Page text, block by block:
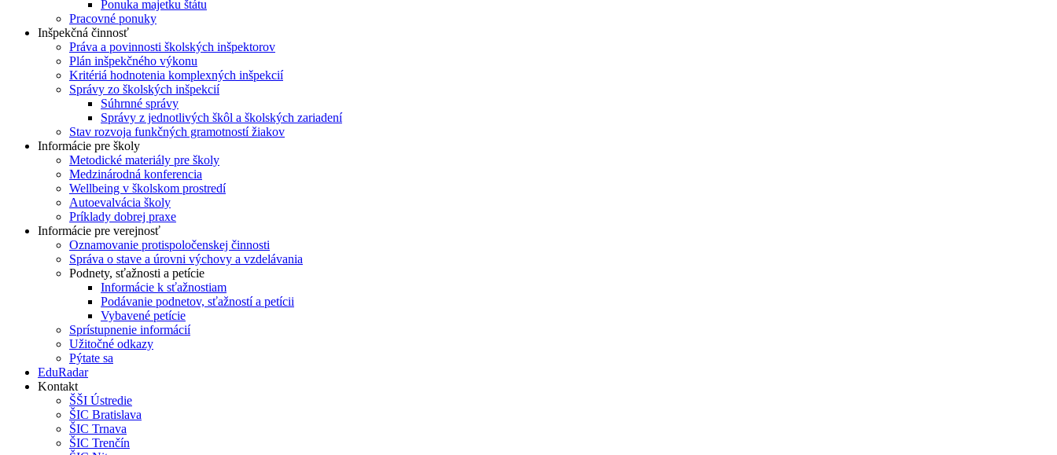
Ponuka majetku štátu
Pracovné ponuky
Inšpekčná činnosť
Práva a povinnosti školských inšpektorov
Plán inšpekčného výkonu
Kritériá hodnotenia komplexných inšpekcií
Správy zo školských inšpekcií
Súhrnné správy
Správy z jednotlivých škôl a školských zariadení
Stav rozvoja funkčných gramotností žiakov
Informácie pre školy
Metodické materiály pre školy
Medzinárodná konferencia
Wellbeing v školskom prostredí
Autoevalvácia školy
Príklady dobrej praxe
Informácie pre verejnosť
Oznamovanie protispoločenskej činnosti
Správa o stave a úrovni výchovy a vzdelávania
Podnety, sťažnosti a petície
Informácie k sťažnostiam
Podávanie podnetov, sťažností a petícii
Vybavené petície
Sprístupnenie informácií
Užitočné odkazy
Pýtate sa
EduRadar
Kontakt
ŠŠI Ústredie
ŠIC Bratislava
ŠIC Trnava
ŠIC Trenčín